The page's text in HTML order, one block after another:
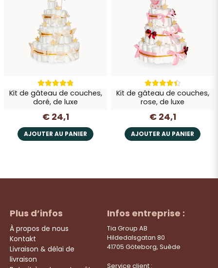
Kit de gâteau de couches,
doré, de luxe
€ 24,1
AJOUTER AU PANIER
Kit de gâteau de couches,
rose, de luxe
€ 24,1
AJOUTER AU PANIER
Plus d’infos
À propos de nous
Kontakt
Livraison & délai de
livraison
Infos entreprise :
Tia Group AB
Hildedalsgatan 80
41705 Göteborg, Suède
Service client :